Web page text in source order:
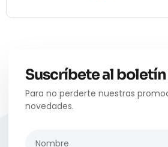
Suscríbete al boletín
Para no perderte nuestras
novedades.